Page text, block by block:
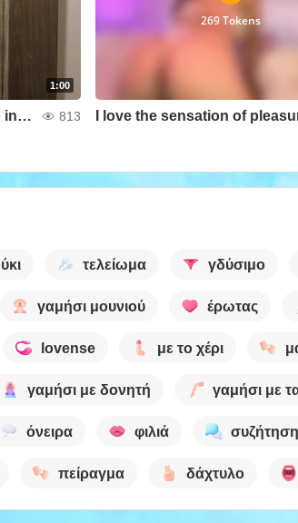
1:00
Innocent ... or maybe not so innocent 813
269 Tokens
τελείωμα γδύσιμο
γαμήσι μουνιού έρωτας
lovense με το χέρι
γαμήσι με δονητή γαμήσι με
όνειρα φιλιά συζήτηση
πείραγμα δάχτυλο